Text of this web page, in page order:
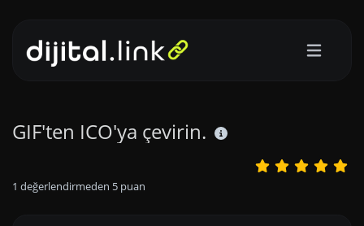
GIF'ten ICO'ya çevirin.
1 değerlendirmeden 5 puan